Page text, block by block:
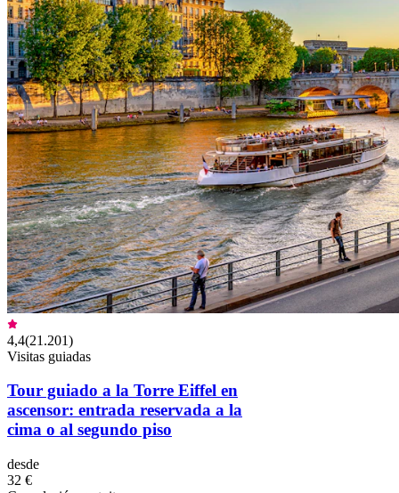
4,4(21.201)
Visitas guiadas
Tour guiado a la Torre Eiffel en
ascensor: entrada reservada a la
cima o al segundo piso
desde
32 €